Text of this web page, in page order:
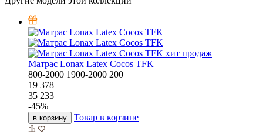
хит продаж
Матрас Lonax Latex Cocos TFK
800-2000 1900-2000 200
19 378
35 233
-45%
в корзину Товар в корзине